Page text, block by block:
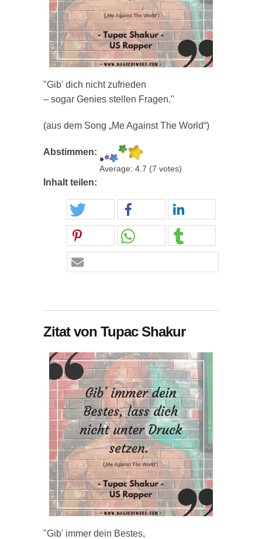
"Gib' dich nicht zufrieden
– sogar Genies stellen Fragen."
(aus dem Song „Me Against The World“)
Abstimmen:
Average: 4.7 (7 votes)
Inhalt teilen:
Zitat von Tupac Shakur
"Gib' immer dein Bestes,